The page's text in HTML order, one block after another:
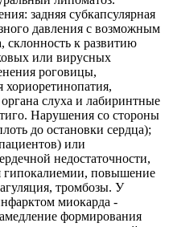
задняя субкапсулярная
давления с возможным
склонность к развитию
или вирусных
роговицы,
хориоретинопатия,
слуха и лабиринтные
Нарушения со стороны
до остановки сердца);
или
недостаточности,
гипокалиемии, повышение
тромбозы. У
миокарда -
формирования